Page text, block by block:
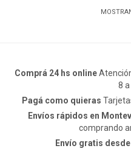
Comprá 24 hs online
8 a
Pagá como quieras
Envíos rápidos en
comprando
Envío gratis